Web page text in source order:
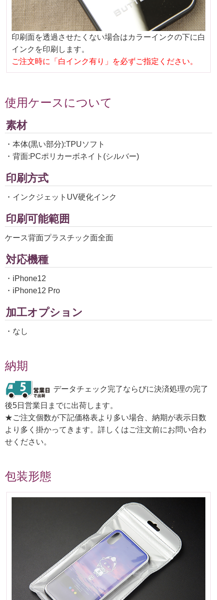
印刷面を透過させたくない場合はカラーインクの下に白
インクを印刷します。
ご注文時に「白インク有り」を必ずご指定ください。
使用ケースについて
素材
・本体(黒い部分):TPUソフト
・背面:PCポリカーボネイト(シルバー)
印刷方式
・インクジェットUV硬化インク
印刷可能範囲
ケース背面プラスチック面全面
対応機種
・iPhone12
・iPhone12 Pro
加工オプション
・なし
納期
データチェック完了ならびに決済処理の完了
後5日営業日までに出荷します。
★ご注文個数が下記価格表より多い場合、納期が表示日数
より多く掛かってきます。詳しくはご注文前にお問い合わ
せください。
包装形態